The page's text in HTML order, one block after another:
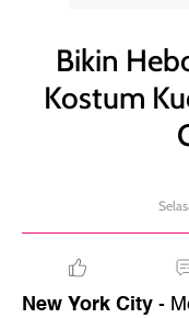
Bikin
Kostum
New York City-